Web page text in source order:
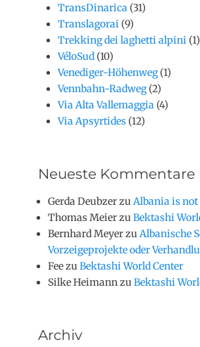
TransDinarica (31)
Translagorai (9)
Trekking dei laghetti alpini (1)
VéloSud (10)
Venediger-Höhenweg(1)
Vennbahn-Radweg(2)
Via Alta Vallemaggia (4)
Via Apsyrtides (12)
Neueste Kommentare
Gerda DeubzerzuAlbania is not
Thomas MeierzuBektashi
Bernhard MeyerzuAlbanische
Vorzeigeprojekte oder
FeezuBektashi World Center
Silke HeimannzuBektashi
Archiv